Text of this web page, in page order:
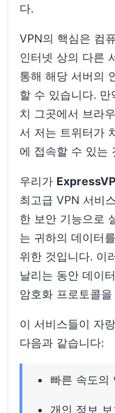
다.
VPN의 핵심은 컴
인터넷 상의 다른
통해 해당 서버의
할 수 있습니다.
치 그곳에서 브라
서 저는 트위터가
에 접속할 수 있는
우리가
최고급 VPN 서비
한 보안 기능으로
는 귀하의 데이터
위한 것입니다. 이
날리는 동안 데이
암호화 프로토콜
이 서비스들이 자
다음과 같습니다:
빠른 속도의
개인 정보